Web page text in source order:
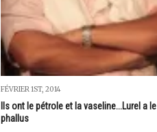
FÉVRIER 1ST, 2014
Ils ont le pétrole et la vaseline...Lurel a le
phallus